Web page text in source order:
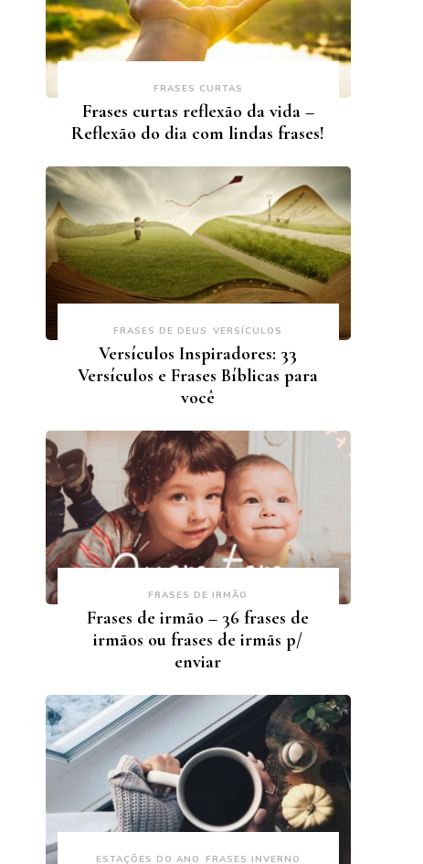
FRASES CURTAS
Frases curtas reflexão da vida –
Reflexão do dia com lindas frases!
FRASES DE DEUS VERSÍCULOS
Versículos Inspiradores: 33
Versículos e Frases Bíblicas para
você
FRASES DE IRMÃO
Frases de irmão – 36 frases de
irmãos ou frases de irmãs p/
enviar
ESTAÇÕES DO ANO FRASES INVERNO